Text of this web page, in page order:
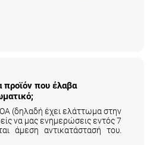
προϊόν που έλαβα
(δηλαδή έχει ελάττωμα στην
να μας ενημερώσεις εντός 7
άμεση αντικατάστασή του.